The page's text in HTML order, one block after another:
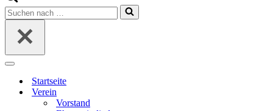
Suchen
nach …
Navigationsmenü
Startseite
Verein
Vorstand